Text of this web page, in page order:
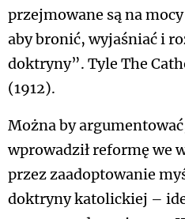
przejmowane są na
aby bronić, wyjaśniać i
doktryny”. Tyle The
(1912).
Można by
wprowadził reformę we
przez zaadoptowanie
doktryny katolickiej –